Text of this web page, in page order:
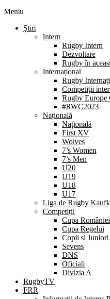
Meniu
Știri
Intern
Rugby Intern
Dezvoltare
Rugby în
Internațional
Rugby
Competiții
Rugby Europe
#RWC2023
Națională
Națională
First XV
Wolves
7’s Women
7’s Men
U20
U19
U18
U17
Liga de Rugby
Competiții
Cupa României
Cupa Regelui
Copii si Juniori
Sevens
DNS
Oficiali
Divizia A
RugbyTV
FRR